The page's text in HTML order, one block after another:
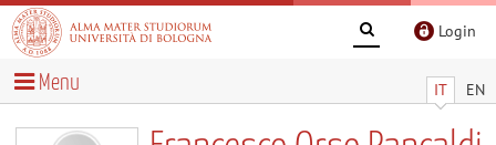
Login
IT EN
Menu